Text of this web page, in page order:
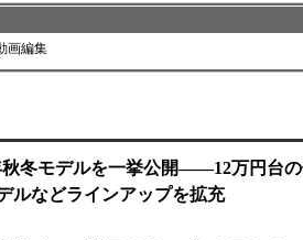
画編集
秋冬モデルを一挙公開――12万円台
ルなどラインアップを拡充